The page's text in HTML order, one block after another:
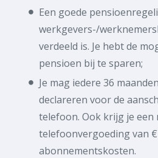
Een goede
werkgevers-/
verdeeld is. Je hebt de
pensioen bij te sparen;
Je mag iedere 36
declareren voor de
telefoon. Ook krijg je een
telefoonvergoeding van
abonnementskosten.